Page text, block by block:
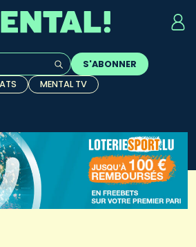
l'auto-complétion sont
S'ABONNER
MENTAL TV